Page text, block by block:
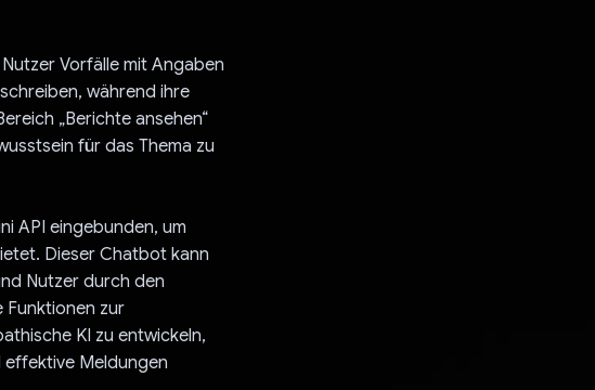
Vorfälle mit Angaben
während ihre
„Berichte ansehen“
für das Thema zu
API eingebunden, um
Dieser Chatbot kann
Nutzer durch den
Funktionen zur
KI zu entwickeln,
Meldungen